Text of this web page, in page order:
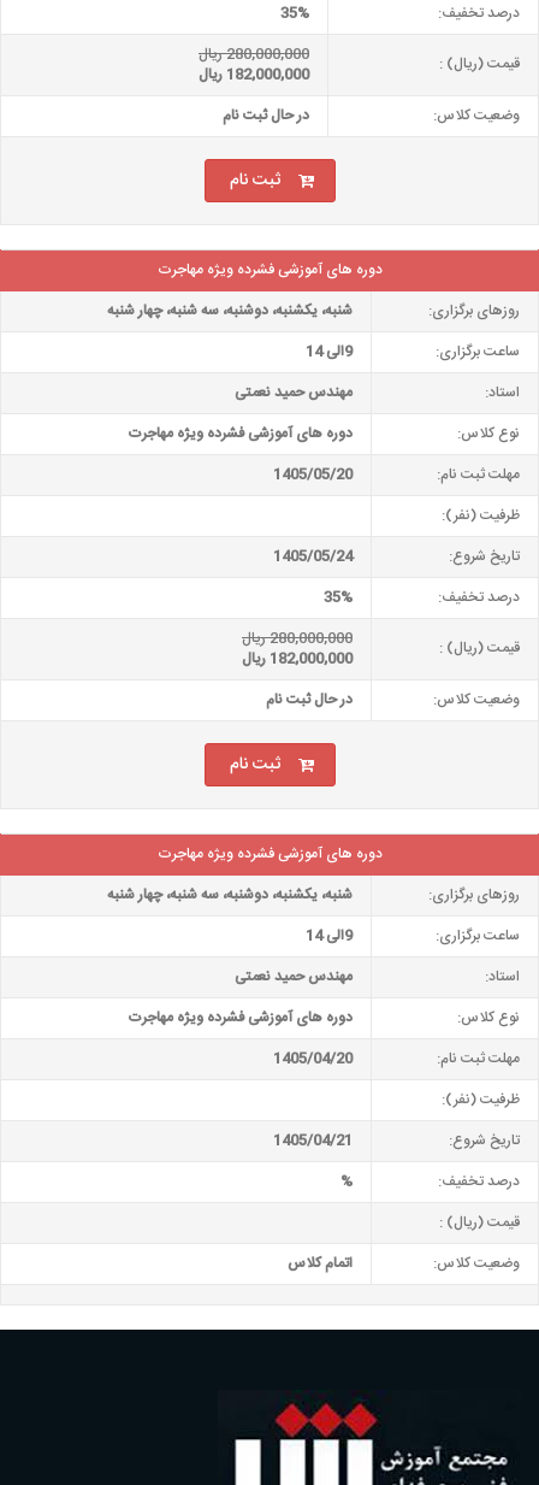
درصد تخفیف:
35%
قیمت (ریال) :
280,000,000 ریال
182,000,000 ریال
وضعیت کلاس:
در حال ثبت نام
ثبت نام
دوره های آموزشی فشرده ویژه مهاجرت
روزهای برگزاری:
شنبه، یکشنبه، دوشنبه، سه شنبه، چهار شنبه
ساعت برگزاری:
9الی 14
استاد:
مهندس حمید نعمتی
نوع کلاس:
دوره های آموزشی فشرده ویژه مهاجرت
مهلت ثبت نام:
1405/05/20
ظرفیت (نفر):
تاریخ شروع:
1405/05/24
درصد تخفیف:
35%
قیمت (ریال) :
280,000,000 ریال
182,000,000 ریال
وضعیت کلاس:
در حال ثبت نام
ثبت نام
دوره های آموزشی فشرده ویژه مهاجرت
روزهای برگزاری:
شنبه، یکشنبه، دوشنبه، سه شنبه، چهار شنبه
ساعت برگزاری:
9الی 14
استاد:
مهندس حمید نعمتی
نوع کلاس:
دوره های آموزشی فشرده ویژه مهاجرت
مهلت ثبت نام:
1405/04/20
ظرفیت (نفر):
تاریخ شروع:
1405/04/21
درصد تخفیف:
%
قیمت (ریال) :
وضعیت کلاس:
اتمام کلاس